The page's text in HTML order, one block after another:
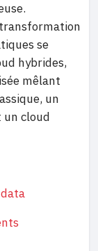
se
hybrides,
mêlant
un
un cloud